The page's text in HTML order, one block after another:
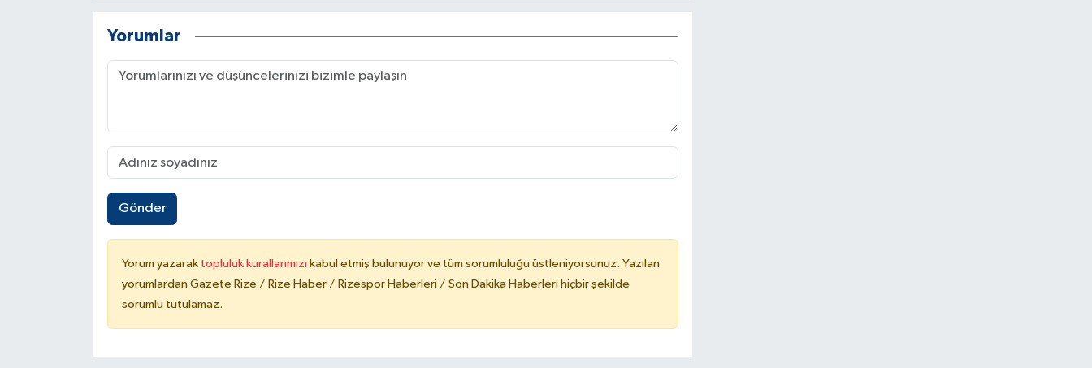
Yorumlar
Gönder
Yorum yazarak topluluk kurallarımızı kabul etmiş bulunuyor ve tüm sorumluluğu üstleniyorsunuz. Yazılan
yorumlardan Gazete Rize / Rize Haber / Rizespor Haberleri / Son Dakika Haberleri hiçbir şekilde
sorumlu tutulamaz.